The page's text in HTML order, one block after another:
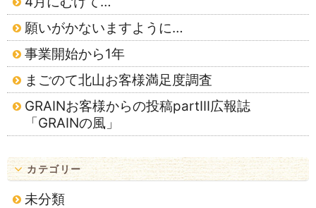
願いがかないますように…
事業開始から1年
まごのて北山お客様満足度調査
GRAINお客様からの投稿partⅢ広報誌
「GRAINの風」
カテゴリー
未分類